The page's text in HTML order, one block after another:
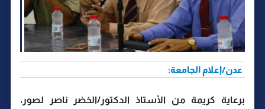
عدن/إعلام الجامعة:
برعاية كريمة من الأستاذ الدكتور/الخضر ناصر لصور،